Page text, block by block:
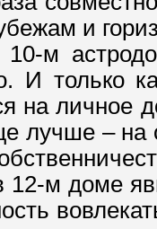
и
м
И только
на личное
лучше – на
12-м доме